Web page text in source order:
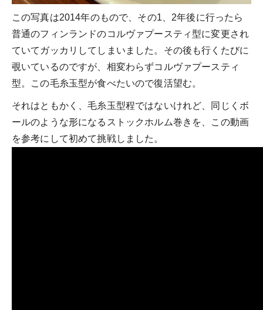
この写真は2014年のもので、その1、2年後に行ったら
普通のフィンランドのコルヴァプースティ型に変更され
ていてガッカリしてしまいました。その後も行くたびに
覗いているのですが、相変わらずコルヴァプースティ
型。この毛糸玉型が食べたいので復活望む。
それはともかく、毛糸玉型程ではないけれど、同じくボ
ールのような形になるストックホルム巻きを、この動画
を参考にして初めて挑戦しました。